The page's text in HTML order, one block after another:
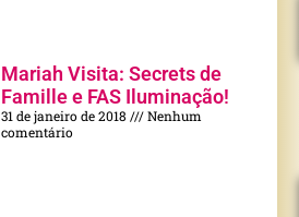
Mariah Visita: Secrets de
Famille e FAS Iluminação!
31 de janeiro de 2018
Nenhum
comentário